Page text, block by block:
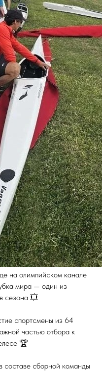
на олимпийском канале
мира — один из
сезона 💥
спортсмены из 64
частью отбора к
🏆
составе сборной команды